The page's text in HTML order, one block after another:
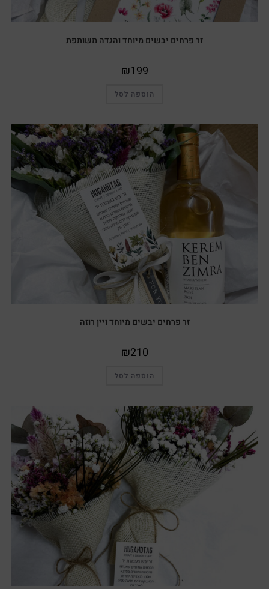
זר פרחים יבשים מיוחד והגדה משותפת
₪199
הוספה לסל
זר פרחים יבשים מיוחד ויין רוזה
₪210
הוספה לסל